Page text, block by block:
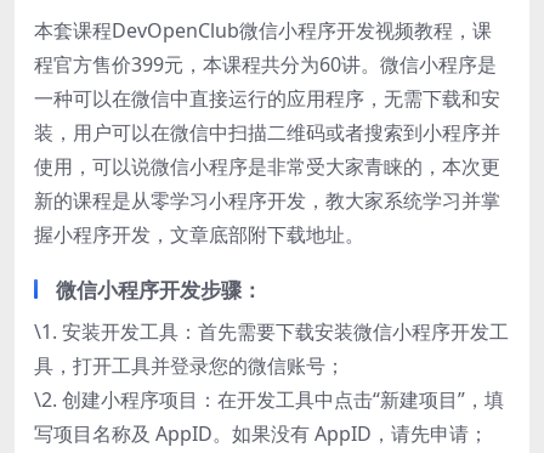
本套课程DevOpenClub微信小程序开发视频教程，课
程官方售价399元，本课程共分为60讲。微信小程序是
一种可以在微信中直接运行的应用程序，无需下载和安
装，用户可以在微信中扫描二维码或者搜索到小程序并
使用，可以说微信小程序是非常受大家青睐的，本次更
新的课程是从零学习小程序开发，教大家系统学习并掌
握小程序开发，文章底部附下载地址。
微信小程序开发步骤：
\1. 安装开发工具：首先需要下载安装微信小程序开发工
具，打开工具并登录您的微信账号；
\2. 创建小程序项目：在开发工具中点击“新建项目”，填
写项目名称及 AppID。如果没有 AppID，请先申请；